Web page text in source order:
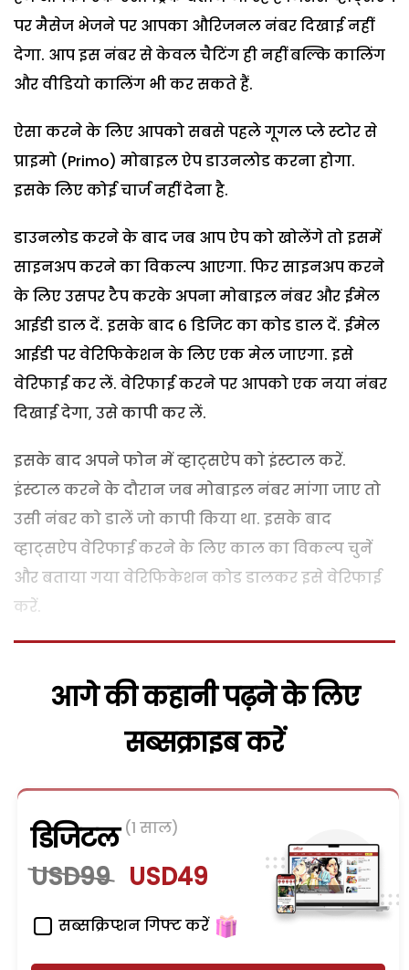
पर मैसेज भेजने पर आपका औरिजनल नंबर दिखाई नहीं
देगा. आप इस नंबर से केवल चैटिंग ही नहीं बल्कि कालिंग
और वीडियो कालिंग भी कर सकते हैं.
ऐसा करने के लिए आपको सबसे पहले गूगल प्ले स्टोर से
प्राइमो (Primo) मोबाइल ऐप डाउनलोड करना होगा.
इसके लिए कोई चार्ज नहीं देना है.
डाउनलोड करने के बाद जब आप ऐप को खोलेंगे तो इसमें
साइनअप करने का विकल्प आएगा. फिर साइनअप करने
के लिए उसपर टैप करके अपना मोबाइल नंबर और ईमेल
आईडी डाल दें. इसके बाद 6 डिजिट का कोड डाल दें. ईमेल
आईडी पर वेरिफिकेशन के लिए एक मेल जाएगा. इसे
वेरिफाई कर लें. वेरिफाई करने पर आपको एक नया नंबर
दिखाई देगा, उसे कापी कर लें.
इसके बाद अपने फोन में व्हाट्सऐप को इंस्टाल करें.
इंस्टाल करने के दौरान जब मोबाइल नंबर मांगा जाए तो
उसी नंबर को डालें जो कापी किया था. इसके बाद
व्हाट्सऐप वेरिफाई करने के लिए काल का विकल्प चुनें
और बताया गया वेरिफिकेशन कोड डालकर इसे वेरिफाई
करें.
आगे की कहानी पढ़ने के लिए
सब्सक्राइब करें
डिजिटल (1 साल)
USD99 USD49
सब्सक्रिप्शन गिफ्ट करें